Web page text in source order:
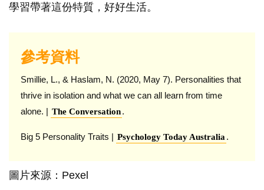
學習帶著這份特質，好好生活。
參考資料
Smillie, L., & Haslam, N. (2020, May 7). Personalities that
thrive in isolation and what we can all learn from time
alone. | The Conversation.
Big 5 Personality Traits | Psychology Today Australia .
圖片來源：Pexel